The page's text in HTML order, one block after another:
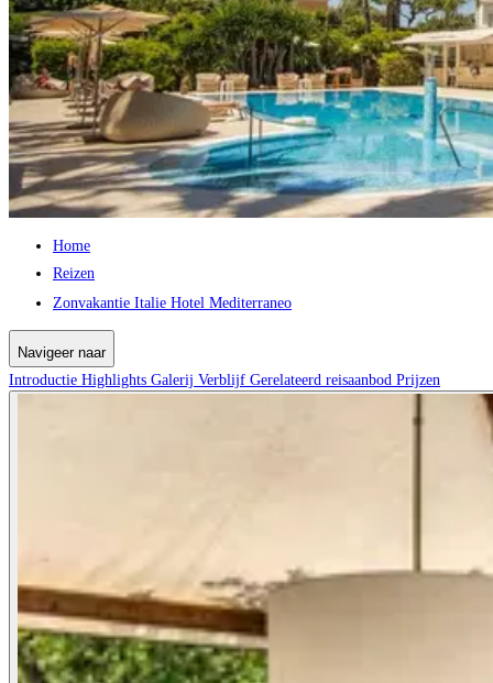
Home
Reizen
Zonvakantie Italie Hotel Mediterraneo
Navigeer naar
Introductie Highlights Galerij Verblijf Gerelateerd reisaanbod Prijzen